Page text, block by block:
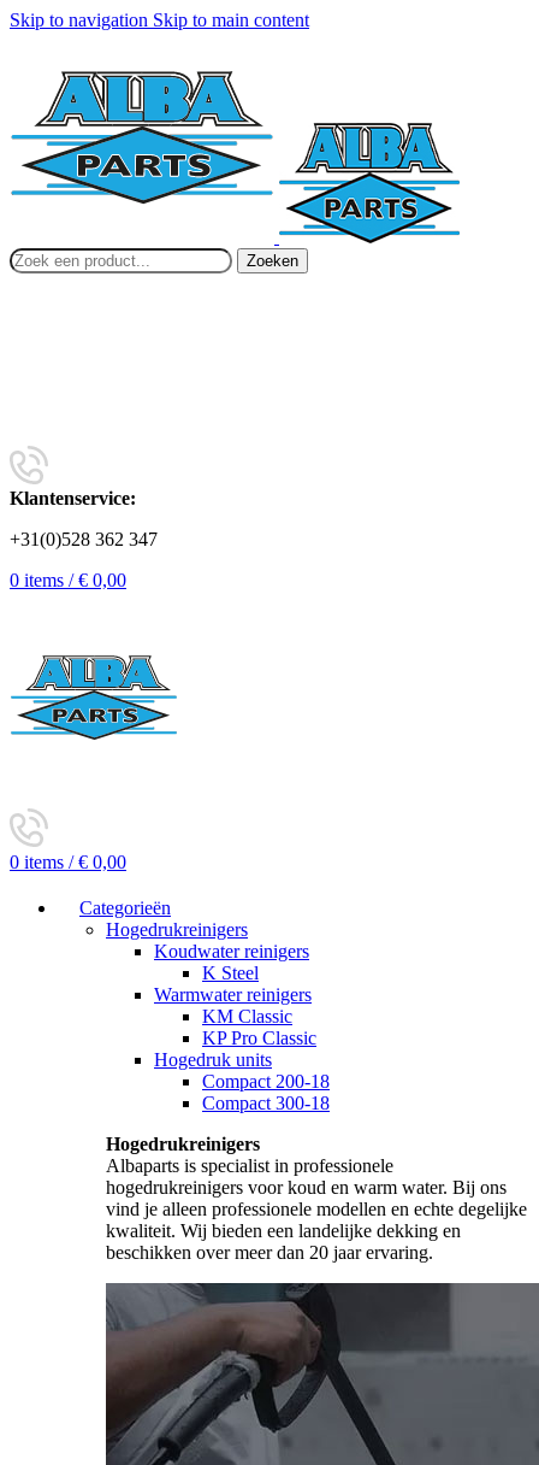
Skip to navigation Skip to main content
Zoeken
Klantenservice:
+31(0)528 362 347
0 items / € 0,00
0 items / € 0,00
Categorieën
Hogedrukreinigers
Koudwater reinigers
K Steel
Warmwater reinigers
KM Classic
KP Pro Classic
Hogedruk units
Compact 200-18
Compact 300-18
Hogedrukreinigers
Albaparts is specialist in professionele
hogedrukreinigers voor koud en warm water. Bij ons
vind je alleen professionele modellen en echte degelijke
kwaliteit. Wij bieden een landelijke dekking en
beschikken over meer dan 20 jaar ervaring.